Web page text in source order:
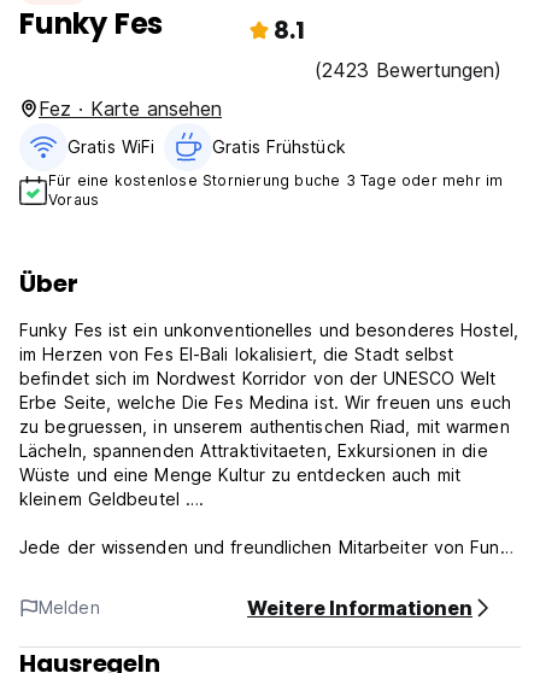
Funky Fes 8.1
(2423 Bewertungen)
Fez · Karte ansehen
Gratis WiFi Gratis Frühstück
Für eine kostenlose Stornierung buche 3 Tage oder mehr im
Voraus
Über
Funky Fes ist ein unkonventionelles und besonderes Hostel,
im Herzen von Fes El-Bali lokalisiert, die Stadt selbst
befindet sich im Nordwest Korridor von der UNESCO Welt
Erbe Seite, welche Die Fes Medina ist. Wir freuen uns euch
zu begruessen, in unserem authentischen Riad, mit warmen
Lächeln, spannenden Attraktivitaeten, Exkursionen in die
Wüste und eine Menge Kultur zu entdecken auch mit
kleinem Geldbeutel ….
Jede der wissenden und freundlichen Mitarbeiter von Funky
Als zukuenftiger Gast hast du das Wissen eines
Einheimischen jeder Zeit zur Verfuegugung.
Wenn du gerade Stress abbauen willst, Funky ist der
Melden Weitere Informationen
Hausregeln